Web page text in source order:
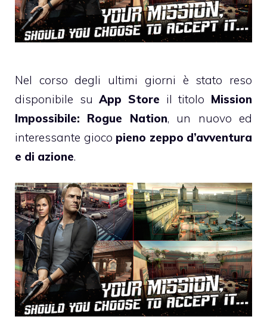
Nel corso degli ultimi giorni è stato reso
disponibile suApp Store il titolo Mission
Impossibile: Rogue Nation, un nuovo ed
interessante gioco pieno zeppo d’avventura
e di azione.